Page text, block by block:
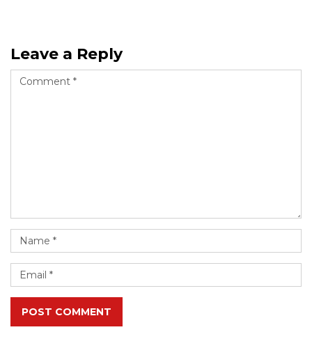
Leave a Reply
POST COMMENT